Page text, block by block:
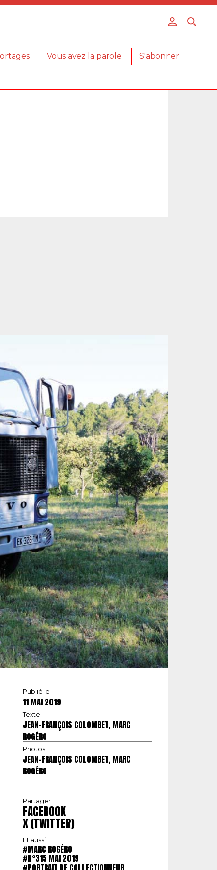
Vous avez la parole S'abonner
Publié le
11 MAI 2019
Texte
JEAN-FRANÇOIS COLOMBET, MARC
ROGÉRO
Photos
JEAN-FRANÇOIS COLOMBET, MARC
ROGÉRO
Partager
FACEBOOK
X (TWITTER)
Et aussi
#MARC ROGÉRO
#N°315 MAI 2019
#PORTRAIT DE COLLECTIONNEUR